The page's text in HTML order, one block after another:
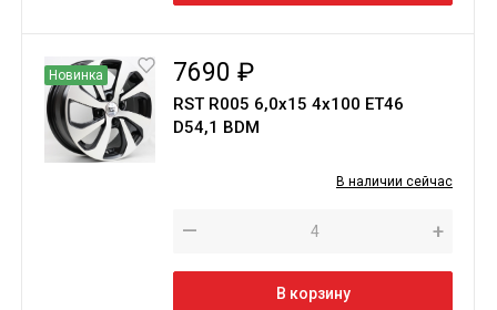
Новинка 7690 ₽
RST R005 6,0х15 4х100 ЕТ46
D54,1 BDM
В наличии сейчас
— +
В корзину